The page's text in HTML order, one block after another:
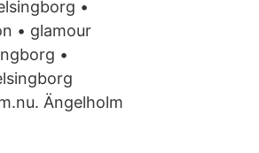
•
• glamour
•
Ängelholm